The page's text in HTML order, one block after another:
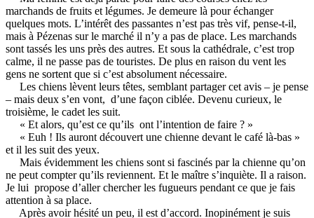
marchands de fruits et légumes. Je demeure là pour échanger
quelques mots. L’intérêt des passantes n’est pas très vif, pense-t-il,
mais à Pézenas sur le marché il n’y a pas de place. Les marchands
sont tassés les uns près des autres. Et sous la cathédrale, c’est trop
calme, il ne passe pas de touristes. De plus en raison du vent les
gens ne sortent que si c’est absolument nécessaire.
Les chiens lèvent leurs têtes, semblant partager cet avis – je pense
– mais deux s’en vont, d’une façon ciblée. Devenu curieux, le
troisième, le cadet les suit.
« Et alors, qu’est ce qu’ils ont l’intention de faire ? »
« Euh ! Ils auront découvert une chienne devant le café là-bas »
et il les suit des yeux.
Mais évidemment les chiens sont si fascinés par la chienne qu’on
ne peut compter qu’ils reviennent. Et le maître s’inquiète. Il a raison.
Je lui propose d’aller chercher les fugueurs pendant ce que je fais
attention à sa place.
Après avoir hésité un peu, il est d’accord. Inopinément je suis